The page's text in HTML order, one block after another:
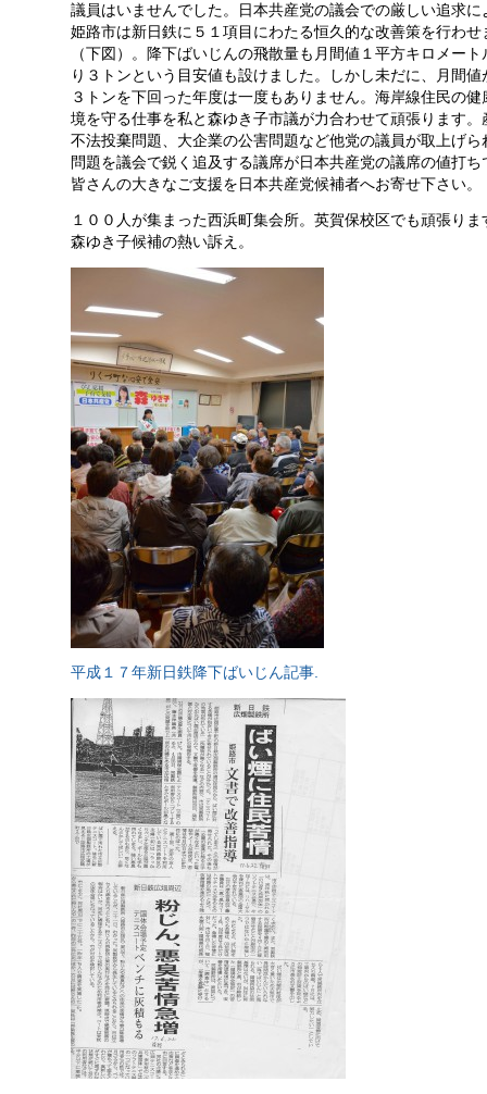
議員はいませんでした。日本共産党の議会での厳しい追求に
姫路市は新日鉄に５１項目にわたる恒久的な改善策を行わせ
（下図）。降下ばいじんの飛散量も月間値１平方キロメート
り３トンという目安値も設けました。しかし未だに、月間値
３トンを下回った年度は一度もありません。海岸線住民の健
境を守る仕事を私と森ゆき子市議が力合わせて頑張ります。
不法投棄問題、大企業の公害問題など他党の議員が取上げら
問題を議会で鋭く追及する議席が日本共産党の議席の値打ち
皆さんの大きなご支援を日本共産党候補者へお寄せ下さい。
１００人が集まった西浜町集会所。英賀保校区でも頑張りま
森ゆき子候補の熱い訴え。
平成１７年新日鉄降下ばいじん記事.